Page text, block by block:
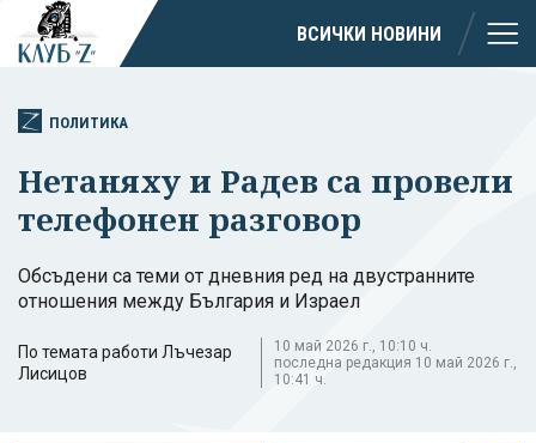
ВСИЧКИ НОВИНИ
ПОЛИТИКА
Нетаняху и Радев са провели
телефонен разговор
Обсъдени са теми от дневния ред на двустранните
отношения между България и Израел
По темата работи Лъчезар
Лисицов
10 май 2026 г., 10:10 ч.
последна редакция 10 май 2026 г.,
10:41 ч.